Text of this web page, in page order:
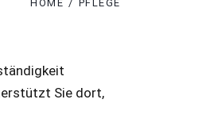
HOME PFLEGE
Sie dort,